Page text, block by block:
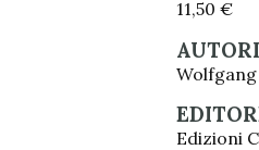
11,50 €
AUTORI
Edizioni